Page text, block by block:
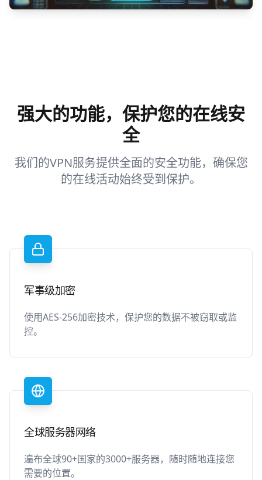
强大的功能，保护您的在线安
全
我们的VPN服务提供全面的安全功能，确保您
的在线活动始终受到保护。
军事级加密
使用AES-256加密技术，保护您的数据不被窃取或监
控。
全球服务器网络
遍布全球90+国家的3000+服务器，随时随地连接您
需要的位置。